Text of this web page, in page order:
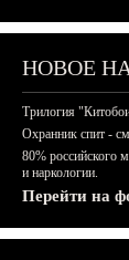
НОВОЕ
Трилогия
Охранник спит -
80% российского
и наркологии.
Перейти на